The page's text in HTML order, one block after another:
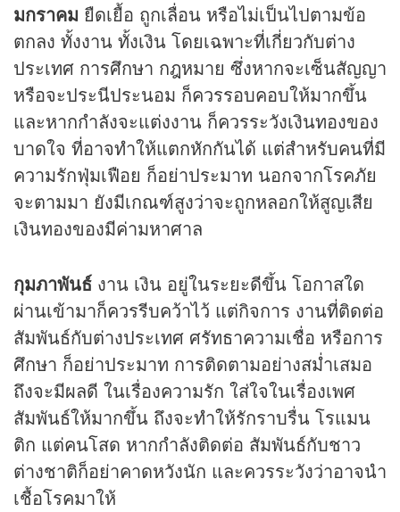
มกราคม ยืดเยื้อ ถูกเลื่อน หรือไม่เป็นไปตามข้อ
ตกลง ทั้งงาน ทั้งเงิน โดยเฉพาะที่เกี่ยวกับต่าง
ประเทศ การศึกษา กฎหมาย ซึ่งหากจะเซ็นสัญญา
หรือจะประนีประนอม ก็ควรรอบคอบให้มากขึ้น
และหากกำลังจะแต่งงาน ก็ควรระวังเงินทองของ
บาดใจ ที่อาจทำให้แตกหักกันได้ แต่สำหรับคนที่มี
ความรักฟุ่มเฟือย ก็อย่าประมาท นอกจากโรคภัย
จะตามมา ยังมีเกณฑ์สูงว่าจะถูกหลอกให้สูญเสีย
เงินทองของมีค่ามหาศาล
กุมภาพันธ์ งาน เงิน อยู่ในระยะดีขึ้น โอกาสใด
ผ่านเข้ามาก็ควรรีบคว้าไว้ แต่กิจการ งานที่ติดต่อ
สัมพันธ์กับต่างประเทศ ศรัทธาความเชื่อ หรือการ
ศึกษา ก็อย่าประมาท การติดตามอย่างสม่ำเสมอ
ถึงจะมีผลดี ในเรื่องความรัก ใส่ใจในเรื่องเพศ
สัมพันธ์ให้มากขึ้น ถึงจะทำให้รักราบรื่น โรแมน
ติก แต่คนโสด หากกำลังติดต่อ สัมพันธ์กับชาว
ต่างชาติก็อย่าคาดหวังนัก และควรระวังว่าอาจนำ
เชื้อโรคมาให้